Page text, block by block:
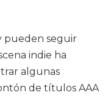
pueden seguir
indie ha
algunas
de títulos AAA